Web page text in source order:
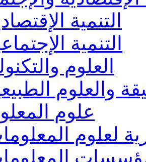
التنمية
التنمية
العلوم
والعلوم
علوم
لعلوم